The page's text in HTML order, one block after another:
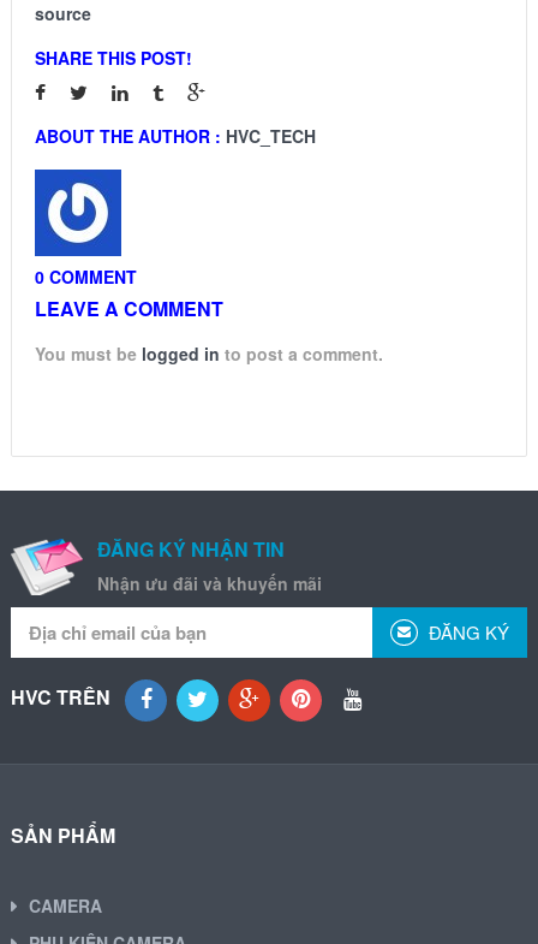
source
SHARE THIS POST!
ABOUT THE AUTHOR : HVC_TECH
0 COMMENT
LEAVE A COMMENT
You must be logged in to post a comment.
ĐĂNG KÝ NHẬN TIN
Nhận ưu đãi và khuyến mãi
ĐĂNG KÝ
HVC TRÊN
SẢN PHẨM
CAMERA